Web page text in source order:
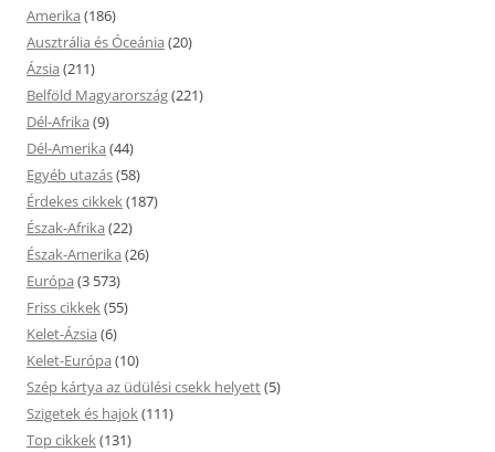
Amerika (186)
Ausztrália és Óceánia (20)
Ázsia (211)
Belföld Magyarország(221)
Dél-Afrika (9)
Dél-Amerika (44)
Egyéb utazás(58)
Érdekes cikkek(187)
Észak-Afrika (22)
Észak-Amerika (26)
Európa (3 573)
Friss cikkek(55)
Kelet-Ázsia (6)
Kelet-Európa (10)
Szép kártya az üdülési csekk helyett(5)
Szigetek és hajok(111)
Top cikkek(131)